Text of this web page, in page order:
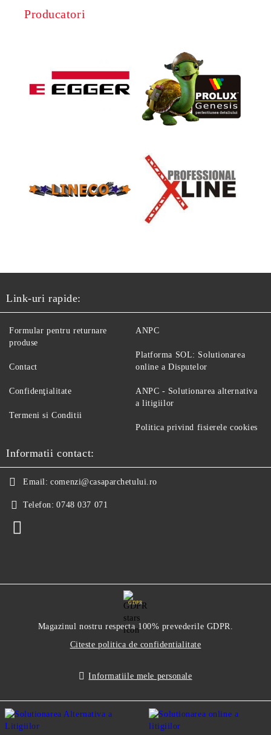
Producatori
Link-uri rapide:
Formular pentru returnare
produse
Contact
Confidenţialitate
Termeni si Conditii
ANPC
Platforma SOL: Solutionarea
online a Disputelor
ANPC - Solutionarea alternativa
a litigiilor
Politica privind fisierele cookies
Informatii contact:
Email: comenzi@casaparchetului.ro
Telefon: 0748 037 071
GDPR
Magazinul nostru respecta 100% prevederile GDPR.
Citeste politica de confidentialitate
Informatiile mele personale